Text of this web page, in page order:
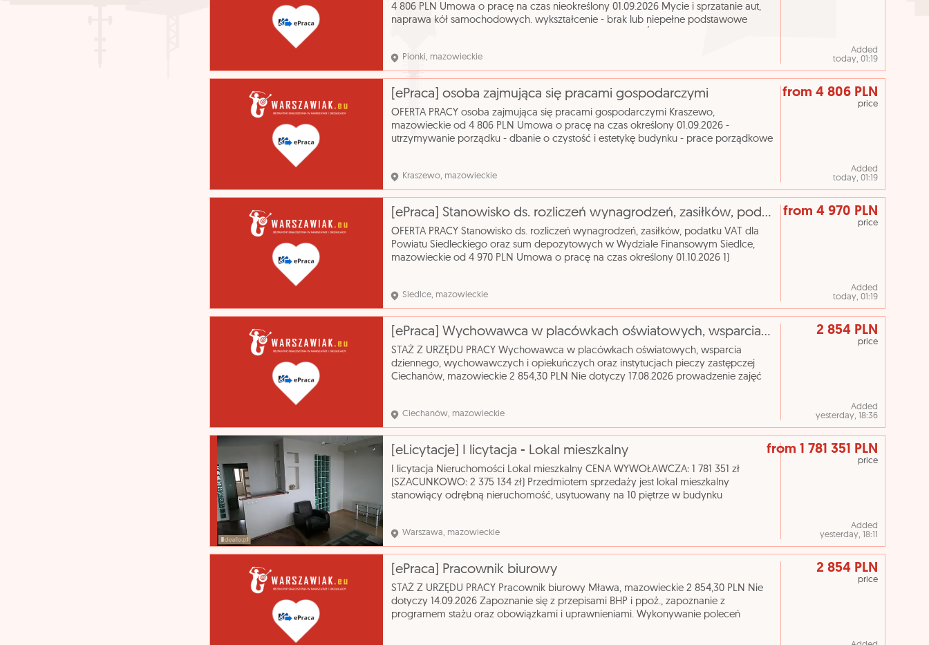
4 806 PLN Umowa o pracę na czas nieokreślony 01.09.2026 Mycie i sprzatanie aut,
naprawa kół samochodowych. wykształcenie - brak lub niepełne podstawowe
Added
today, 01:19
Pionki, mazowieckie
[ePraca] osoba zajmująca się pracami gospodarczymi
OFERTA PRACY osoba zajmująca się pracami gospodarczymi Kraszewo,
mazowieckie od 4 806 PLN Umowa o pracę na czas określony 01.09.2026 -
utrzymywanie porządku - dbanie o czystość i estetykę budynku - prace porządkowe
from 4 806 PLN
price
Added
today, 01:19
Kraszewo, mazowieckie
[ePraca] Stanowisko ds. rozliczeń wynagrodzeń, zasiłków, podatku VAT dla Powiatu Siedleckiego oraz s
OFERTA PRACY Stanowisko ds. rozliczeń wynagrodzeń, zasiłków, podatku VAT dla
Powiatu Siedleckiego oraz sum depozytowych w Wydziale Finansowym Siedlce,
mazowieckie od 4 970 PLN Umowa o pracę na czas określony 01.10.2026 1)
from 4 970 PLN
price
Added
today, 01:19
Siedlce, mazowieckie
[ePraca] Wychowawca w placówkach oświatowych, wsparcia dziennego, wychowawczych i opiekuńczych oraz
STAŻ Z URZĘDU PRACY Wychowawca w placówkach oświatowych, wsparcia
dziennego, wychowawczych i opiekuńczych oraz instytucjach pieczy zastępczej
Ciechanów, mazowieckie 2 854,30 PLN Nie dotyczy 17.08.2026 prowadzenie zajęć
2 854 PLN
price
Added
yesterday, 18:36
Ciechanów, mazowieckie
[eLicytacje] I licytacja - Lokal mieszkalny
I licytacja Nieruchomości Lokal mieszkalny CENA WYWOŁAWCZA: 1 781 351 zł
(SZACUNKOWO: 2 375 134 zł) Przedmiotem sprzedaży jest lokal mieszkalny
stanowiący odrębną nieruchomość, usytuowany na 10 piętrze w budynku
from 1 781 351 PLN
price
Added
yesterday, 18:11
Warszawa, mazowieckie
[ePraca] Pracownik biurowy
STAŻ Z URZĘDU PRACY Pracownik biurowy Mława, mazowieckie 2 854,30 PLN Nie
dotyczy 14.09.2026 Zapoznanie się z przepisami BHP i ppoż., zapoznanie z
programem stażu oraz obowiązkami i uprawnieniami. Wykonywanie poleceń
2 854 PLN
price